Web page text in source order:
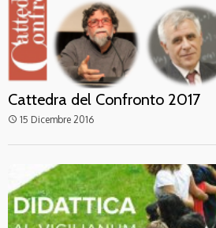
Cattedra del Confronto 2017
access_time 15 Dicembre 2016